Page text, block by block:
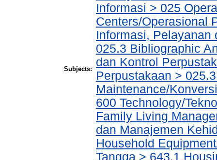
Subjects:
Informasi > 025
Centers/Operasional
Informasi, Pelayanan
025.3 Bibliographic
dan Kontrol
Perpustakaan >
Maintenance/
600 Technology/
Family Living
dan Manajemen
Household
Tangga > 643.1